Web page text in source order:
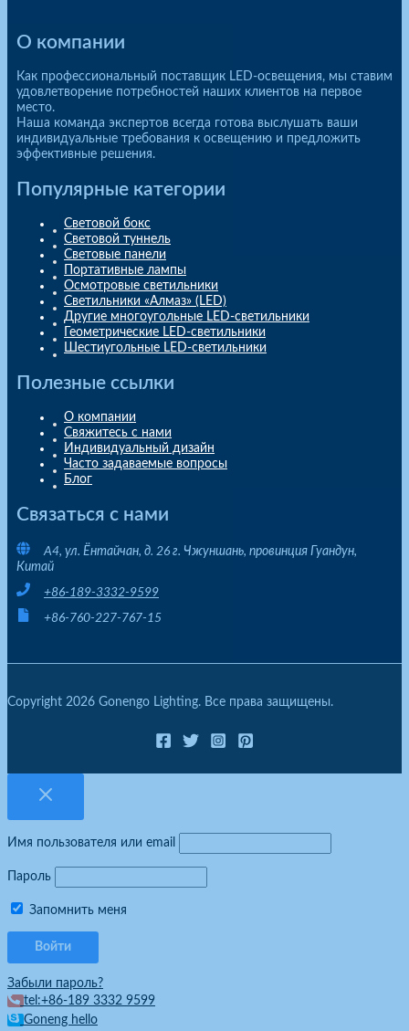
О компании
Как профессиональный поставщик LED-освещения, мы ставим
удовлетворение потребностей наших клиентов на первое
место.
Наша команда экспертов всегда готова выслушать ваши
индивидуальные требования к освещению и предложить
эффективные решения.
Популярные категории
Световой бокс
Световой туннель
Световые панели
Портативные лампы
Осмотровые светильники
Светильники «Алмаз» (LED)
Другие многоугольные LED-светильники
Геометрические LED-светильники
Шестиугольные LED-светильники
Полезные ссылки
О компании
Свяжитесь с нами
Индивидуальный дизайн
Часто задаваемые вопросы
Блог
Связаться с нами
A4, ул. Ёнтайчан, д. 26 г. Чжуншань, провинция Гуандун,
Китай
+86-189-3332-9599
+86-760-227-767-15
Copyright 2026 Gonengo Lighting. Все права защищены.
Имя пользователя или email
Пароль
Запомнить меня
Забыли пароль?
tel:+86-189 3332 9599
Goneng hello